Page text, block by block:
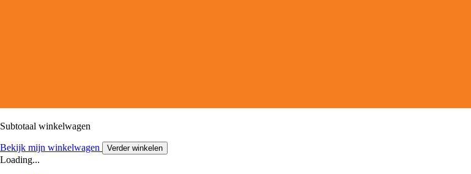
Subtotaal winkelwagen
Bekijk mijn winkelwagen Verder winkelen
Loading...